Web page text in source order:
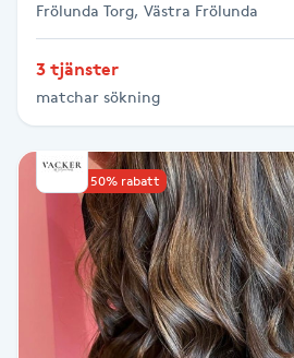
Hypnos
Hårborttagning
Hårförlängning
Hårvård
Frölunda Torg, Västra Frölunda
3 tjänster
matchar sökning
Upp till 50% rabatt